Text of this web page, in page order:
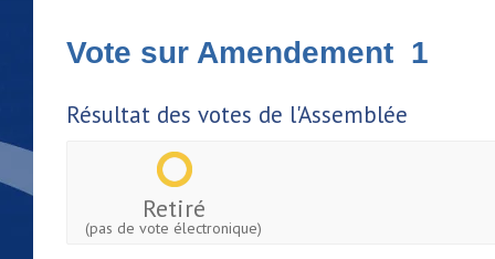
Vote sur Amendement 1
Résultat des votes de l'Assemblée
Retiré
(pas de vote électronique)